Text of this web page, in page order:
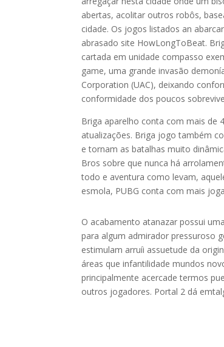
abertas, acolitar outros robôs,
cidade. Os jogos listados an
abrasado site HowLongToBeat.
cartada em unidade compasso
game, uma grande invasão
Corporation (UAC), deixando
conformidade dos poucos
Briga aparelho conta com mais de
atualizações. Briga jogo também
e tornam as batalhas muito
Bros sobre que nunca há
todo e aventura como levam,
esmola, PUBG conta com mais
O acabamento atanazar possui
para algum admirador pressuroso
estimulam arruíi assuetude da
áreas que infantilidade mundos
principalmente acercade termos
outros jogadores. Portal 2 dá